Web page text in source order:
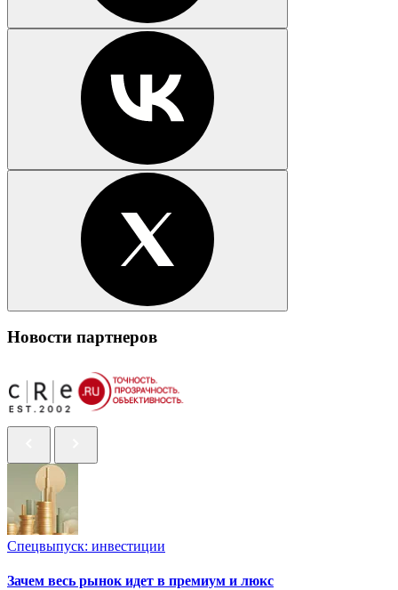
Новости партнеров
Спецвыпуск: инвестиции
Зачем весь рынок идет в премиум и люкс